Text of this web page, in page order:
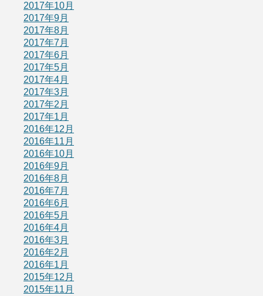
2017年10月
2017年9月
2017年8月
2017年7月
2017年6月
2017年5月
2017年4月
2017年3月
2017年2月
2017年1月
2016年12月
2016年11月
2016年10月
2016年9月
2016年8月
2016年7月
2016年6月
2016年5月
2016年4月
2016年3月
2016年2月
2016年1月
2015年12月
2015年11月